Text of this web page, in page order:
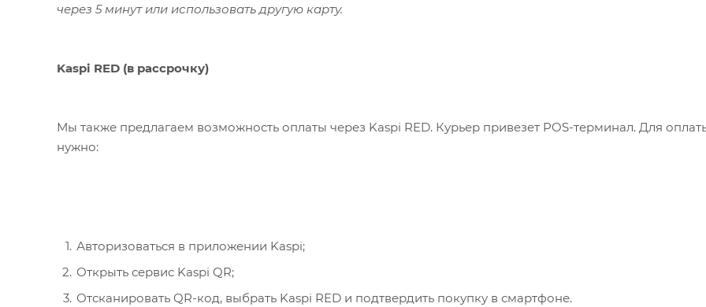
через 5 минут или использовать другую карту.
Kaspi RED (в рассрочку)
Мы также предлагаем возможность оплаты через Kaspi RED. Курьер привезет POS-терминал. Для
нужно:
Авторизоваться в приложении Kaspi;
Открыть сервис Kaspi QR;
Отсканировать QR-код, выбрать Kaspi RED и подтвердить покупку в смартфоне.